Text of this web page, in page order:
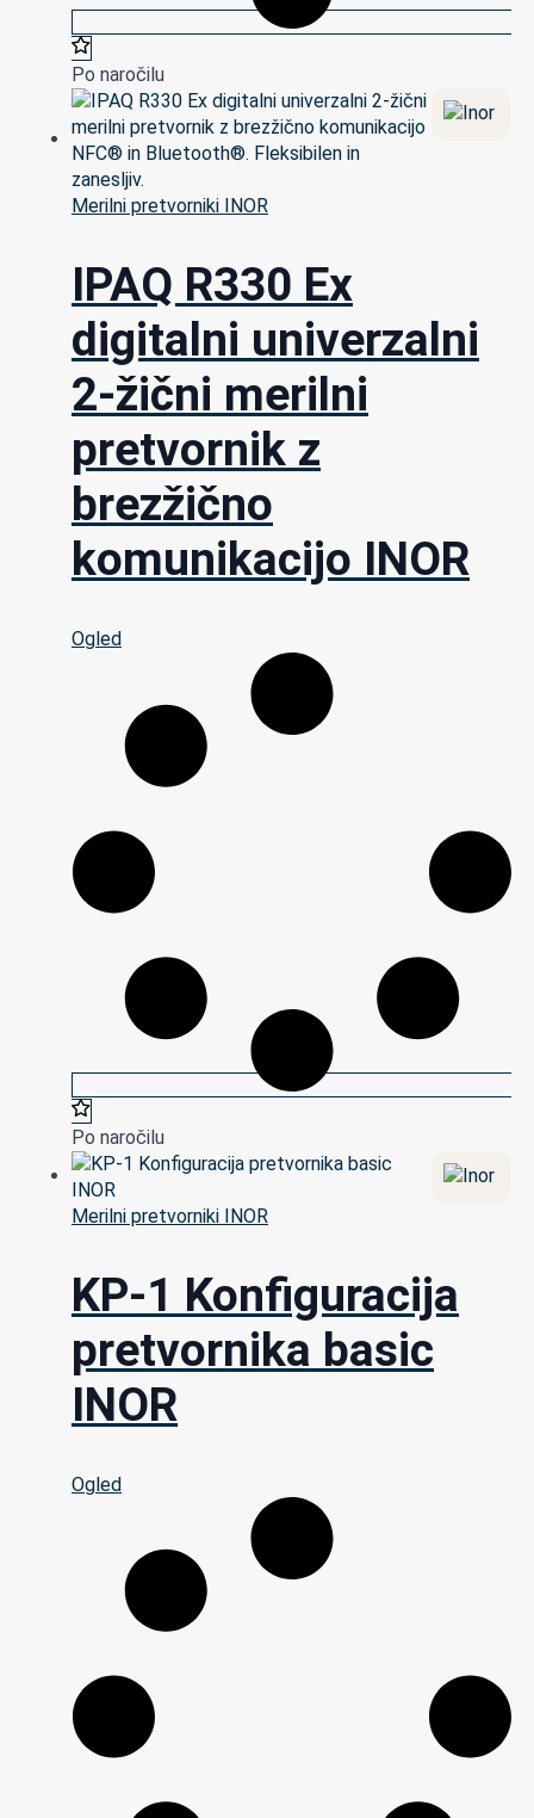
Po naročilu
Merilni pretvorniki INOR
IPAQ R330 Ex
digitalni univerzalni
2-žični merilni
pretvornik z
brezžično
komunikacijo INOR
Ogled
Po naročilu
Merilni pretvorniki INOR
KP-1 Konfiguracija
pretvornika basic
INOR
Ogled